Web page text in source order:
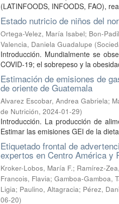
(LATINFOODS, INFOODS, FAO),
Estado nutricio de niños del
Ortega-Velez, María Isabel; Bon-
Valencia, Daniela Guadalupe (
Introducción. Mundialmente se
COVID-19; el sobrepeso y la
Estimación de emisiones de
de oriente de Guatemala
Alvarez Escobar, Andrea Gabriela;
de Nutrición, 2024-01-29)
Introducción. La producción de
Estimar las emisiones GEI de la
Etiquetado frontal de
expertos en Centro América y
Kroker-Lobos, María F.; Ramírez-
Francois, Flavia; Gamboa-Gamboa,
Ligia; Paulino, Altagracia; Pérez,
06-20)